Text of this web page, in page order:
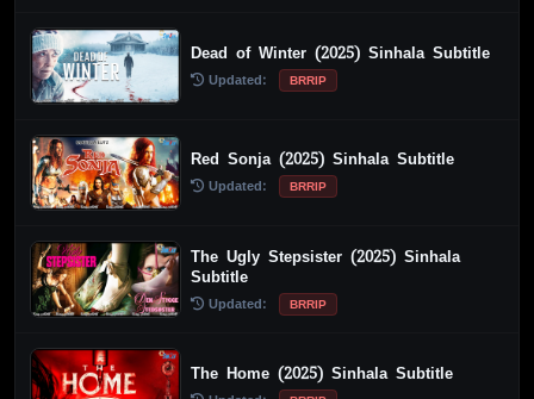
Dead of Winter (2025) Sinhala Subtitle
Updated: BRRIP
Red Sonja (2025) Sinhala Subtitle
Updated: BRRIP
The Ugly Stepsister (2025) Sinhala
Subtitle
Updated: BRRIP
The Home (2025) Sinhala Subtitle